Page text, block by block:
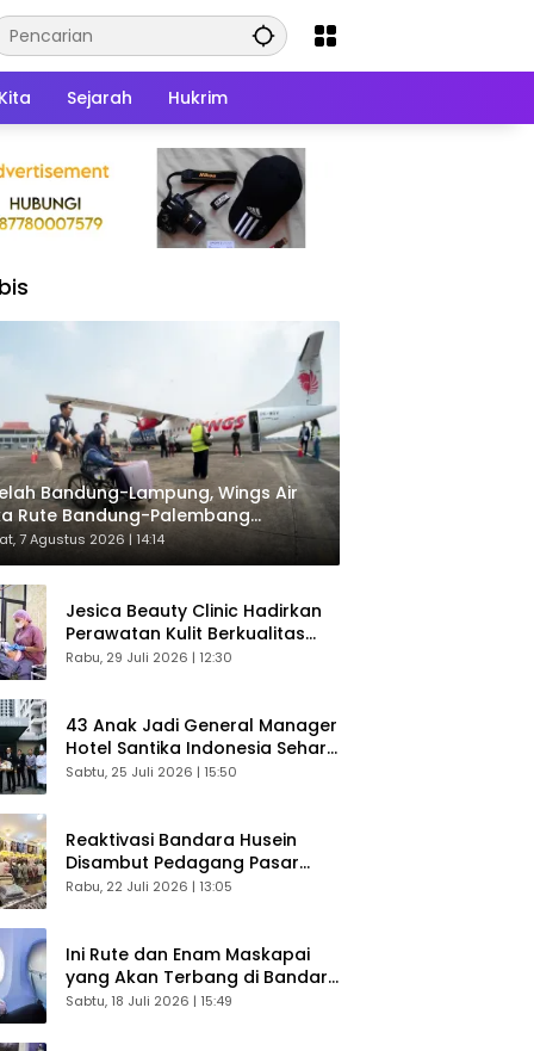
Sejarah Hukrim
Bandung-Lampung, Wings Air
Rute Bandung-Palembang
Langsung Penumpang
7 Agustus 2026 | 14:14
Jesica Beauty Clinic Hadirkan
Perawatan Kulit Berkualitas
Plus Konsultasi Gratis
Rabu, 29 Juli 2026 | 12:30
43 Anak Jadi General Manager
Hotel Santika Indonesia Sehari
Sukses Digelar
Sabtu, 25 Juli 2026 | 15:50
Reaktivasi Bandara Husein
Disambut Pedagang Pasar
Baru, Diyakini Bangkitkan
Rabu, 22 Juli 2026 | 13:05
Ini Rute dan Enam Maskapai
yang Akan Terbang di Bandara
Husein Sastranegara
Sabtu, 18 Juli 2026 | 15:49